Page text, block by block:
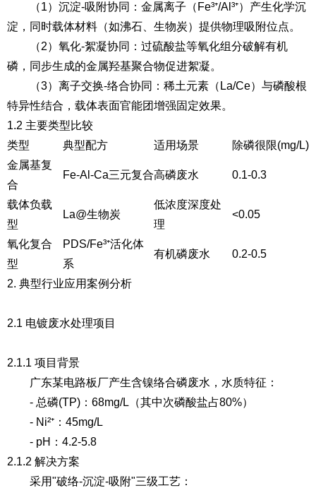
（1）沉淀-吸附协同 ：金属离子（Fe³⁺/Al³⁺）产生化学沉
淀，同时载体材料（如沸石、生物炭）提供物理吸附位点。
（2）氧化-絮凝协同 ：过硫酸盐等氧化组分破解有机
磷，同步生成的金属羟基聚合物促进絮凝。
（3）离子交换-络合协同 ：稀土元素（La/Ce）与磷酸根
特异性结合，载体表面官能团增强固定效果。
1.2 主要类型比较
类型
典型配方 适用场景
除磷很限(mg/L)
金属基复
合
Fe-Al-Ca三元复合高磷废水 0.1-0.3
载体负载
型
La@生物炭
低浓度深度处
理
<0.05
氧化复合
型
PDS/Fe³⁺活化体
系
有机磷废水 0.2-0.5
2. 典型行业应用案例分析
2.1 电镀废水处理项目
2.1.1 项目背景
广东某电路板厂产生含镍络合磷废水，水质特征：
- 总磷(TP)：68mg/L（其中次磷酸盐占80%）
- Ni²⁺：45mg/L
- pH：4.2-5.8
2.1.2 解决方案
采用"破络-沉淀-吸附"三级工艺：